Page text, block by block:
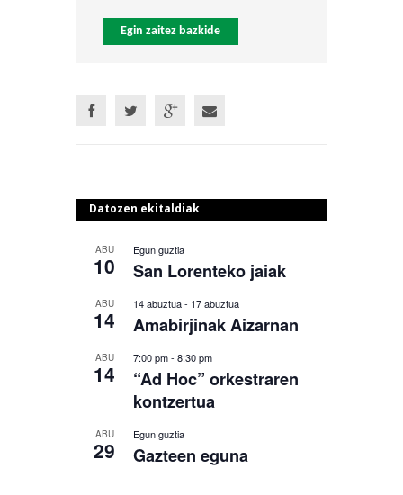
Egin zaitez bazkide
Datozen ekitaldiak
ABU
10
Egun guztia
San Lorenteko jaiak
ABU
14
14 abuztua- 17 abuztua
Amabirjinak Aizarnan
ABU
14
7:00 pm- 8:30 pm
“Ad Hoc” orkestraren
kontzertua
ABU
29
Egun guztia
Gazteen eguna